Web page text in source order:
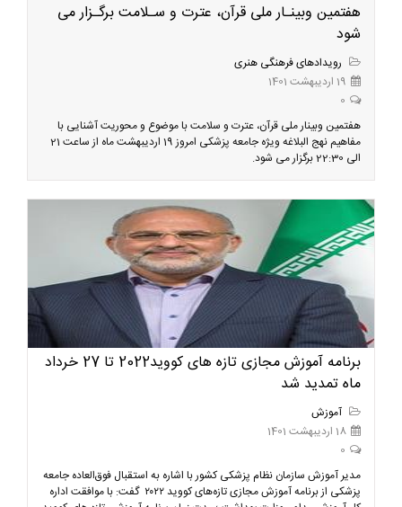
هفتمین وبینـار ملی قرآن، عترت و سـلامت برگـزار می
شود
رویدادهای فرهنگی هنری
19 اردیبهشت 1401
0
هفتمین وبینار ملی قرآن، عترت و سلامت با موضوع و محوریت آشنایی با
مفاهیم نهج البلاغه ویژه جامعه پزشکی امروز 19 اردیبهشت ماه از ساعت 21
الی 22:30 برگزار می شود.
برنامه آموزش مجازی تازه های کووید2022 تا 27 خرداد
ماه تمدید شد
آموزش
18 اردیبهشت 1401
0
مدیر آموزش سازمان نظام پزشکی کشور با اشاره به استقبال فوق‌العاده جامعه
پزشکی از برنامه آموزش مجازی تازه‌های کووید ۲۰۲۲ گفت: با موافقت اداره